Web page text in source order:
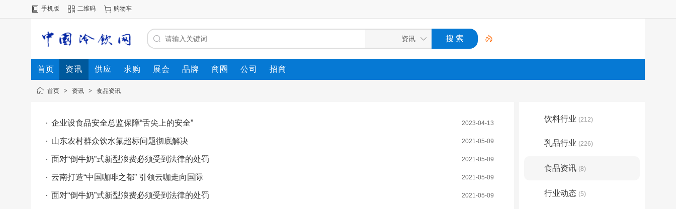
手机版 二维码 购物车
首页 资讯 供应 求购 展会 品牌 商圈 公司 招商
首页 > 资讯 > 食品资讯
2023-04-13
企业设食品安全总监保障“舌尖上的安全”
2021-05-09
山东农村群众饮水氟超标问题彻底解决
2021-05-09
面对“倒牛奶”式新型浪费必须受到法律的处罚
2021-05-09
云南打造“中国咖啡之都” 引领云咖走向国际
2021-05-09
面对“倒牛奶”式新型浪费必须受到法律的处罚
饮料行业 (212)
乳品行业 (226)
食品资讯 (8)
行业动态 (5)